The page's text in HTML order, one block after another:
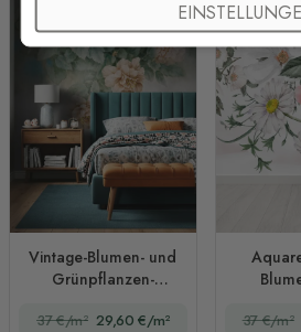
Vintage-Blumen- und
Grünpflanzen-
37 €/m² 29,60 €/m² 37 €/m²